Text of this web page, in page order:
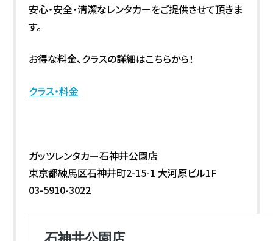
安心・安全・清潔なレンタカーをご提供させて頂きま
す。
お得な料金、クラスの詳細はこちらから！
クラス・料金
ガッツレンタカー石神井公園店
東京都練馬区石神井町2-15-1 大河原ビル1F
03-5910-3022